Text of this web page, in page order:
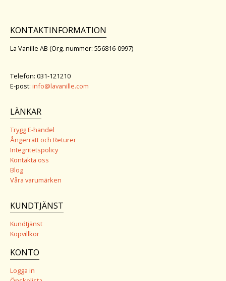
KONTAKTINFORMATION
La Vanille AB (Org. nummer: 556816-0997)
Telefon: 031-121210
E-post: info@lavanille.com
LÄNKAR
Trygg E-handel
Ångerrätt och Returer
Integritetspolicy
Kontakta oss
Blog
Våra varumärken
KUNDTJÄNST
Kundtjänst
Köpvillkor
KONTO
Logga in